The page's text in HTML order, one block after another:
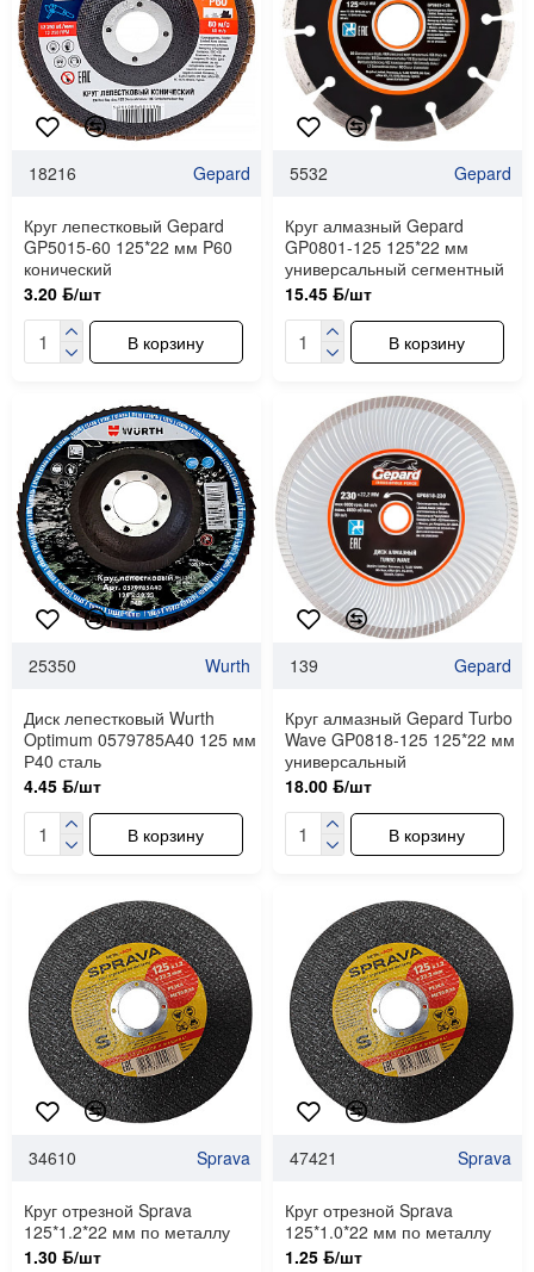
18216 Gepard
Круг лепестковый Gepard
GP5015-60 125*22 мм P60
конический
3.20 ƃ/шт
В корзину
5532 Gepard
Круг алмазный Gepard
GP0801-125 125*22 мм
универсальный сегментный
15.45 ƃ/шт
В корзину
25350 Wurth
Диск лепестковый Wurth
Optimum 0579785А40 125 мм
Р40 сталь
4.45 ƃ/шт
В корзину
139 Gepard
Круг алмазный Gepard Turbo
Wave GP0818-125 125*22 мм
универсальный
18.00 ƃ/шт
В корзину
34610 Sprava
Круг отрезной Sprava
125*1.2*22 мм по металлу
1.30 ƃ/шт
47421 Sprava
Круг отрезной Sprava
125*1.0*22 мм по металлу
1.25 ƃ/шт